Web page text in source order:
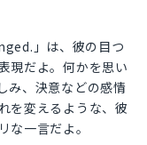
」は、彼の目つ
現だよ。何かを思い
み、決意などの感情
を変えるような、彼
な一言だよ。